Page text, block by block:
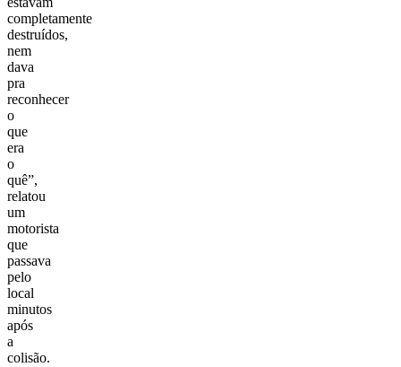
completamente
destruídos,
nem
dava
pra
reconhecer
o
que
era
o
quê”,
relatou
um
motorista
que
passava
pelo
local
minutos
após
a
colisão.